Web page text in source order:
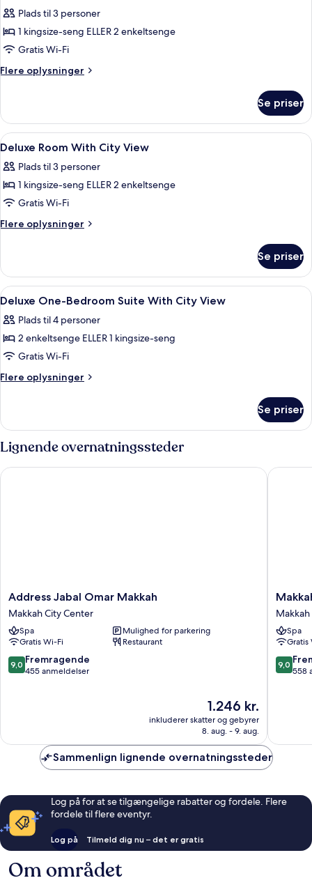
-
Residence)
terrasse
(Partial
View
-
Residence)
billeder
af
Junior
Suite
View
Plads til 3 personer
1 kingsize-seng ELLER 2 enkeltsenge
Gratis Wi-Fi
Flere oplysninger
Flere
Suite
With
City
Se priser
Indlæs
alle
billeder
af
Deluxe
Room
View
Premium-sengetøj, dundyner,
3
Deluxe Room With City View
Plads til 3 personer
1 kingsize-seng ELLER 2 enkeltsenge
Gratis Wi-Fi
Flere oplysninger
Flere
Room
With
City
Se priser
Indlæs
alle
billeder
af
Deluxe
One-
With
View
Premium-sengetøj, dundyner,
3
Deluxe One-Bedroom Suite With City View
Plads til 4 personer
2 enkeltsenge ELLER 1 kingsize-seng
Gratis Wi-Fi
Flere oplysninger
Flere
One-
Suite
City
Se priser
Lignende overnatningssteder
Address
Jabal
Omar
Makkah
Makkah
City
Center
Address Jabal Omar Makkah
Makkah City Center
Spa
Mulighed for parkering
Gratis Wi-Fi
Restaurant
9.0
ud
9,0 Fremragende
455 anmeldelser
Prisen
er
1.246 kr.
1.246 kr.
inkluderer skatter og gebyrer
8. aug. - 9. aug.
Address Jabal Omar Makkah
Makkah
Hotel
Makkah
City
Center
Spa
Gratis
9.0
ud
9,0
558
Makkah
Sammenlign lignende overnatningssteder
Log på for at se tilgængelige rabatter og fordele. Flere
fordele til flere eventyr.
Log på Tilmeld dig nu – det er gratis
Om området